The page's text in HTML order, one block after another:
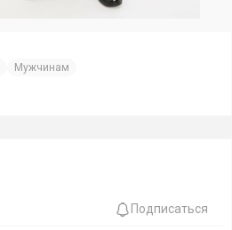
Мужчинам
Подписаться